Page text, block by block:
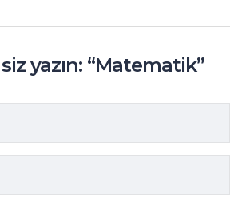
yazın: “Matematik”